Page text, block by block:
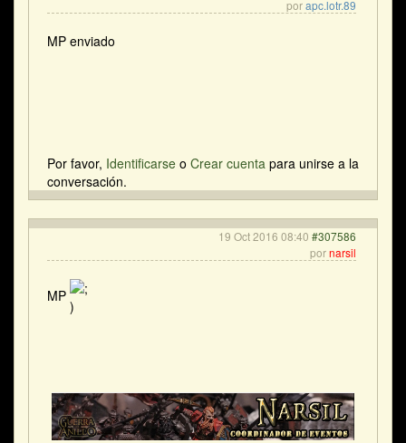
porapc.lotr.89
MP enviado
Por favor, Identificarse o Crear cuenta para unirse a la
conversación.
19 Oct 2016 08:40 #307586
pornarsil
MP